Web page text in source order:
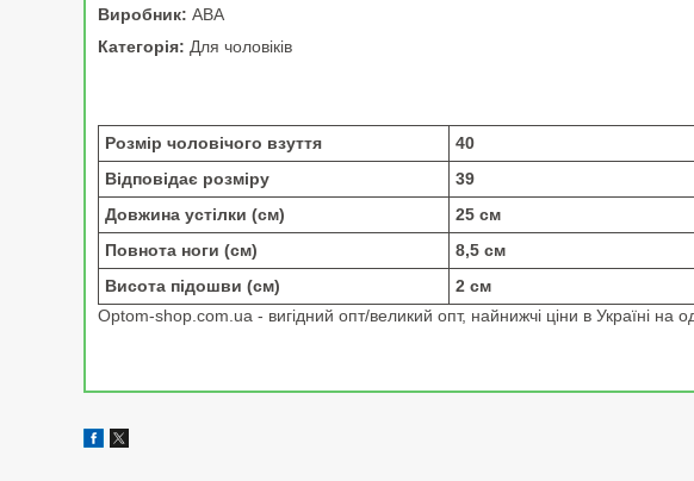
Виробник: АВА
Категорія: Для чоловіків
Розмір чоловічого взуття 40
Відповідає розміру
39
Довжина устілки (см)
25 см
Повнота ноги (см)
8,5 см
Висота підошви (см)
2 см
Optom-shop.com.ua - вигідний опт/великий опт, найнижчі ціни в Україні на